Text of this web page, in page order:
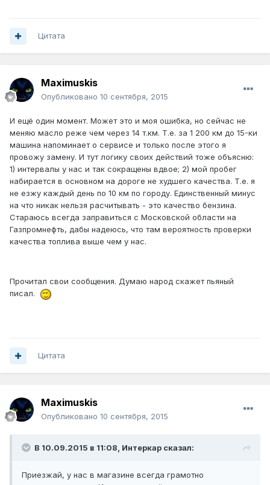
Цитата
Maximuskis
Опубликовано 10 сентября, 2015
И ещё один момент. Может это и моя ошибка, но сейчас не
меняю масло реже чем через 14 т.км. Т.е. за 1 200 км до 15-ки
машина напоминает о сервисе и только после этого я
провожу замену. И тут логику своих действий тоже объясню:
1) интервалы у нас и так сокращены вдвое; 2) мой пробег
набирается в основном на дороге не худшего качества. Т.е. я
не езжу каждый день по 10 км по городу. Единственный минус
на что никак нельзя расчитывать - это качество бензина.
Стараюсь всегда заправиться с Московской области на
Газпромнефть, дабы надеюсь, что там вероятность проверки
качества топлива выше чем у нас.
Прочитал свои сообщения. Думаю народ скажет пьяный
писал.
Цитата
Maximuskis
Опубликовано 10 сентября, 2015
В 10.09.2015 в 11:08, Интеркар сказал:
Приезжай, у нас в магазине всегда грамотно